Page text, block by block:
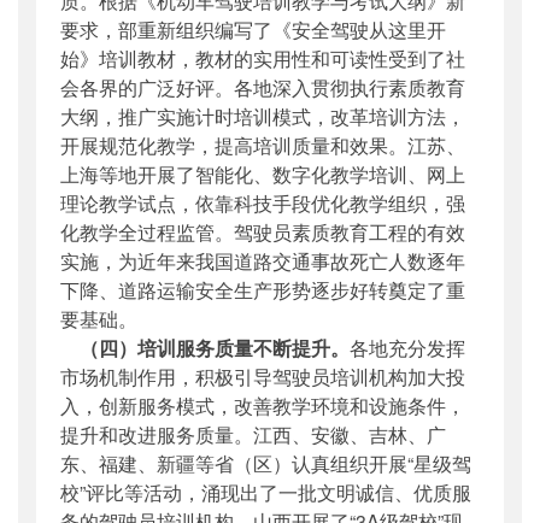
要求，部重新组织编写了《安全驾驶从这里开
始》培训教材，教材的实用性和可读性受到了社
会各界的广泛好评。各地深入贯彻执行素质教育
大纲，推广实施计时培训模式，改革培训方法，
开展规范化教学，提高培训质量和效果。江苏、
上海等地开展了智能化、数字化教学培训、网上
理论教学试点，依靠科技手段优化教学组织，强
化教学全过程监管。驾驶员素质教育工程的有效
实施，为近年来我国道路交通事故死亡人数逐年
下降、道路运输安全生产形势逐步好转奠定了重
要基础。
（四）培训服务质量不断提升。 各地充分发挥
市场机制作用，积极引导驾驶员培训机构加大投
入，创新服务模式，改善教学环境和设施条件，
提升和改进服务质量。江西、安徽、吉林、广
东、福建、新疆等省（区）认真组织开展“星级驾
校”评比等活动，涌现出了一批文明诚信、优质服